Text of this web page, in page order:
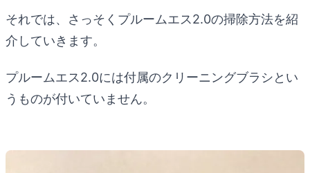
それでは、さっそくプルームエス2.0の掃除方法を紹
介していきます。
プルームエス2.0には付属のクリーニングブラシとい
うものが付いていません。